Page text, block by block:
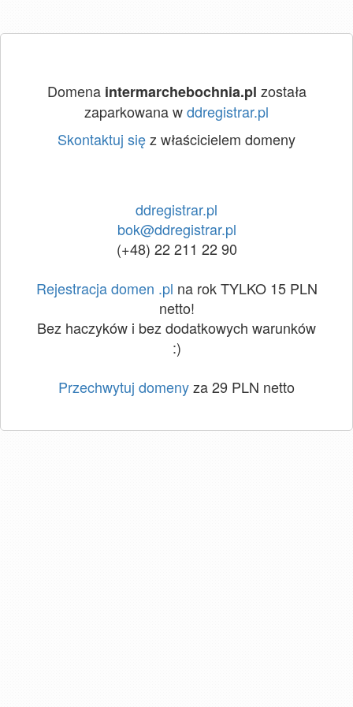
Domena intermarchebochnia.pl została
zaparkowana wddregistrar.pl
Skontaktuj sięz właścicielem domeny
ddregistrar.pl
bok@ddregistrar.pl
(+48) 22 211 22 90
Rejestracja domen .pl na rok TYLKO 15 PLN
netto!
Bez haczyków i bez dodatkowych warunków
:)
Przechwytuj domenyza 29 PLN netto